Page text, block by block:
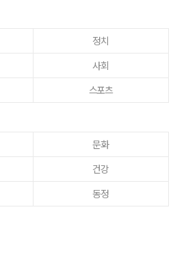
정치
사회
스포츠
문화
건강
동정